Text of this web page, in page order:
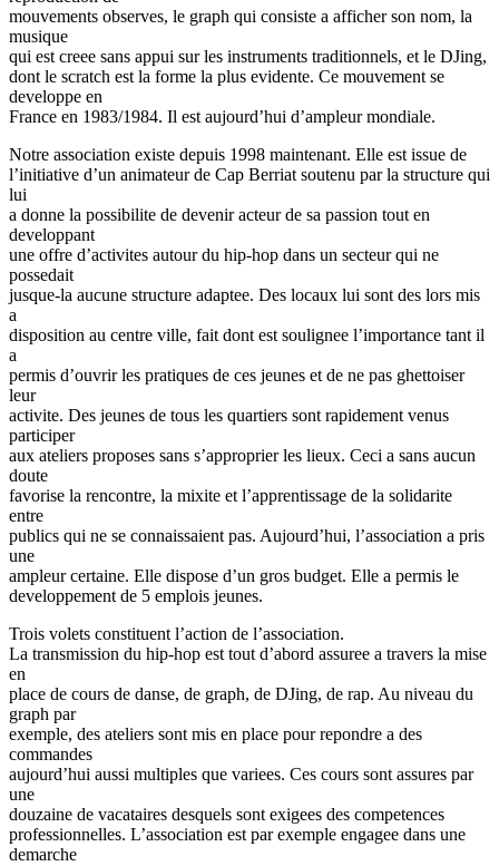
mouvements observes, le graph qui consiste a afficher son nom, la
musique
qui est creee sans appui sur les instruments traditionnels, et le DJing,
dont le scratch est la forme la plus evidente. Ce mouvement se
developpe en
France en 1983/1984. Il est aujourd’hui d’ampleur mondiale.
Notre association existe depuis 1998 maintenant. Elle est issue de
l’initiative d’un animateur de Cap Berriat soutenu par la structure qui
lui
a donne la possibilite de devenir acteur de sa passion tout en
developpant
une offre d’activites autour du hip-hop dans un secteur qui ne
possedait
jusque-la aucune structure adaptee. Des locaux lui sont des lors mis
a
disposition au centre ville, fait dont est soulignee l’importance tant il
a
permis d’ouvrir les pratiques de ces jeunes et de ne pas ghettoiser
leur
activite. Des jeunes de tous les quartiers sont rapidement venus
participer
aux ateliers proposes sans s’approprier les lieux. Ceci a sans aucun
doute
favorise la rencontre, la mixite et l’apprentissage de la solidarite
entre
publics qui ne se connaissaient pas. Aujourd’hui, l’association a pris
une
ampleur certaine. Elle dispose d’un gros budget. Elle a permis le
developpement de 5 emplois jeunes.
Trois volets constituent l’action de l’association.
La transmission du hip-hop est tout d’abord assuree a travers la mise
en
place de cours de danse, de graph, de DJing, de rap. Au niveau du
graph par
exemple, des ateliers sont mis en place pour repondre a des
commandes
aujourd’hui aussi multiples que variees. Ces cours sont assures par
une
douzaine de vacataires desquels sont exigees des competences
professionnelles. L’association est par exemple engagee dans une
demarche